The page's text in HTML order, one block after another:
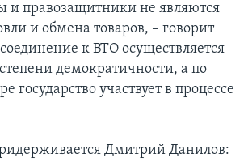
и правозащитники не являются
и обмена товаров, – говорит
к ВТО осуществляется
демократичности, а по
государство участвует в процессе
Дмитрий Данилов: